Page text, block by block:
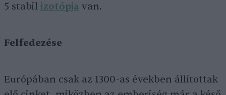
5 stabil izotópja van.
Felfedezése
Európában csak az 1300-as években állítottak